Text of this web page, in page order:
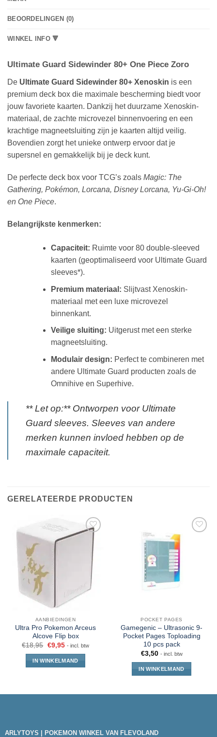
BEOORDELINGEN (0)
WINKEL INFO 🔻
Ultimate Guard Sidewinder 80+ One Piece Zoro
De Ultimate Guard Sidewinder 80+ Xenoskin is een
premium deck box die maximale bescherming biedt voor
jouw favoriete kaarten. Dankzij het duurzame Xenoskin-
materiaal, de zachte microvezel binnenvoering en een
krachtige magneetsluiting zijn je kaarten altijd veilig.
Bovendien zorgt het unieke ontwerp ervoor dat je
supersnel en gemakkelijk bij je deck kunt.
De perfecte deck box voor TCG’s zoals Magic: The
Gathering, Pokémon, Lorcana, Disney Lorcana, Yu-Gi-Oh!
en One Piece.
Belangrijkste kenmerken:
Capaciteit: Ruimte voor 80 double-sleeved
kaarten (geoptimaliseerd voor Ultimate Guard
sleeves*).
Premium materiaal: Slijtvast Xenoskin-
materiaal met een luxe microvezel
binnenkant.
Veilige sluiting: Uitgerust met een sterke
magneetsluiting.
Modulair design: Perfect te combineren met
andere Ultimate Guard producten zoals de
Omnihive en Superhive.
** Let op:** Ontworpen voor Ultimate
Guard sleeves. Sleeves van andere
merken kunnen invloed hebben op de
maximale capaciteit.
GERELATEERDE PRODUCTEN
AANBIEDINGEN
Ultra Pro Pokemon Arceus
Alcove Flip box
€18,95 €9,95 - incl. btw
IN WINKELMAND
POCKET PAGES
Gamegenic – Ultrasonic 9-
Pocket Pages Toploading
10 pcs pack
€3,50 - incl. btw
IN WINKELMAND
ARLYTOYS | POKEMON WINKEL VAN FLEVOLAND